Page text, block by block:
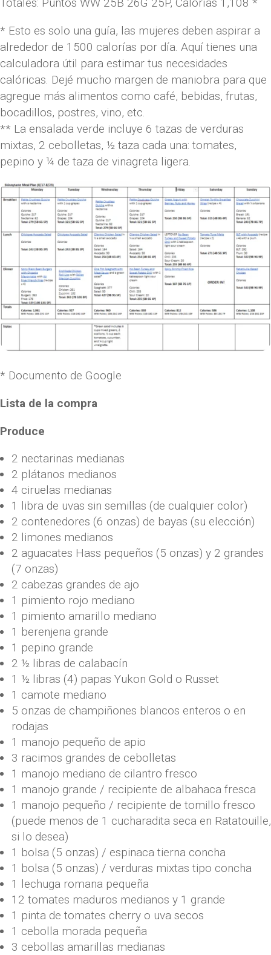
* Esto es solo una guía, las mujeres deben aspirar a
alrededor de 1500 calorías por día. Aquí tienes una
calculadora útil para estimar tus necesidades
calóricas. Dejé mucho margen de maniobra para que
agregue más alimentos como café, bebidas, frutas,
bocadillos, postres, vino, etc.
** La ensalada verde incluye 6 tazas de verduras
mixtas, 2 cebolletas, ½ taza cada una: tomates,
pepino y ¼ de taza de vinagreta ligera.
* Documento de Google
Lista de la compra
Produce
2 nectarinas medianas
2 plátanos medianos
4 ciruelas medianas
1 libra de uvas sin semillas (de cualquier color)
2 contenedores (6 onzas) de bayas (su elección)
2 limones medianos
2 aguacates Hass pequeños (5 onzas) y 2 grandes
(7 onzas)
2 cabezas grandes de ajo
1 pimiento rojo mediano
1 pimiento amarillo mediano
1 berenjena grande
1 pepino grande
2 ½ libras de calabacín
1 ½ libras (4) papas Yukon Gold o Russet
1 camote mediano
5 onzas de champiñones blancos enteros o en
rodajas
1 manojo pequeño de apio
3 racimos grandes de cebolletas
1 manojo mediano de cilantro fresco
1 manojo grande / recipiente de albahaca fresca
1 manojo pequeño / recipiente de tomillo fresco
(puede menos de 1 cucharadita seca en Ratatouille,
si lo desea)
1 bolsa (5 onzas) / espinaca tierna concha
1 bolsa (5 onzas) / verduras mixtas tipo concha
1 lechuga romana pequeña
12 tomates maduros medianos y 1 grande
1 pinta de tomates cherry o uva secos
1 cebolla morada pequeña
3 cebollas amarillas medianas